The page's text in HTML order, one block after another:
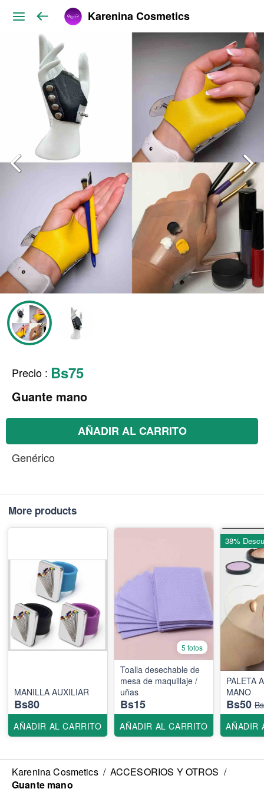
Karenina Cosmetics
Precio : Bs75
Guante mano
AÑADIR AL CARRITO
Genérico
More products
MANILLA AUXILIAR
Bs80
AÑADIR AL CARRITO
5 fotos
Toalla desechable de
mesa de maquillaje /
uñas
Bs15
AÑADIR AL CARRITO
PALETA
MANO
Bs50
AÑADIR
38%
Karenina Cosmetics / ACCESORIOS Y OTROS /
Guante mano